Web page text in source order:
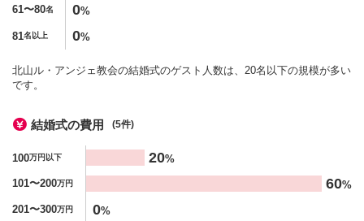
61〜80名 0%
81名以上 0%
北山ル・アンジェ教会の結婚式のゲスト人数は、20名以下の規模が多い
です。
結婚式の費用 (5件)
金額
100万円以下 20%
101〜200万円 60%
201〜300万円 0%